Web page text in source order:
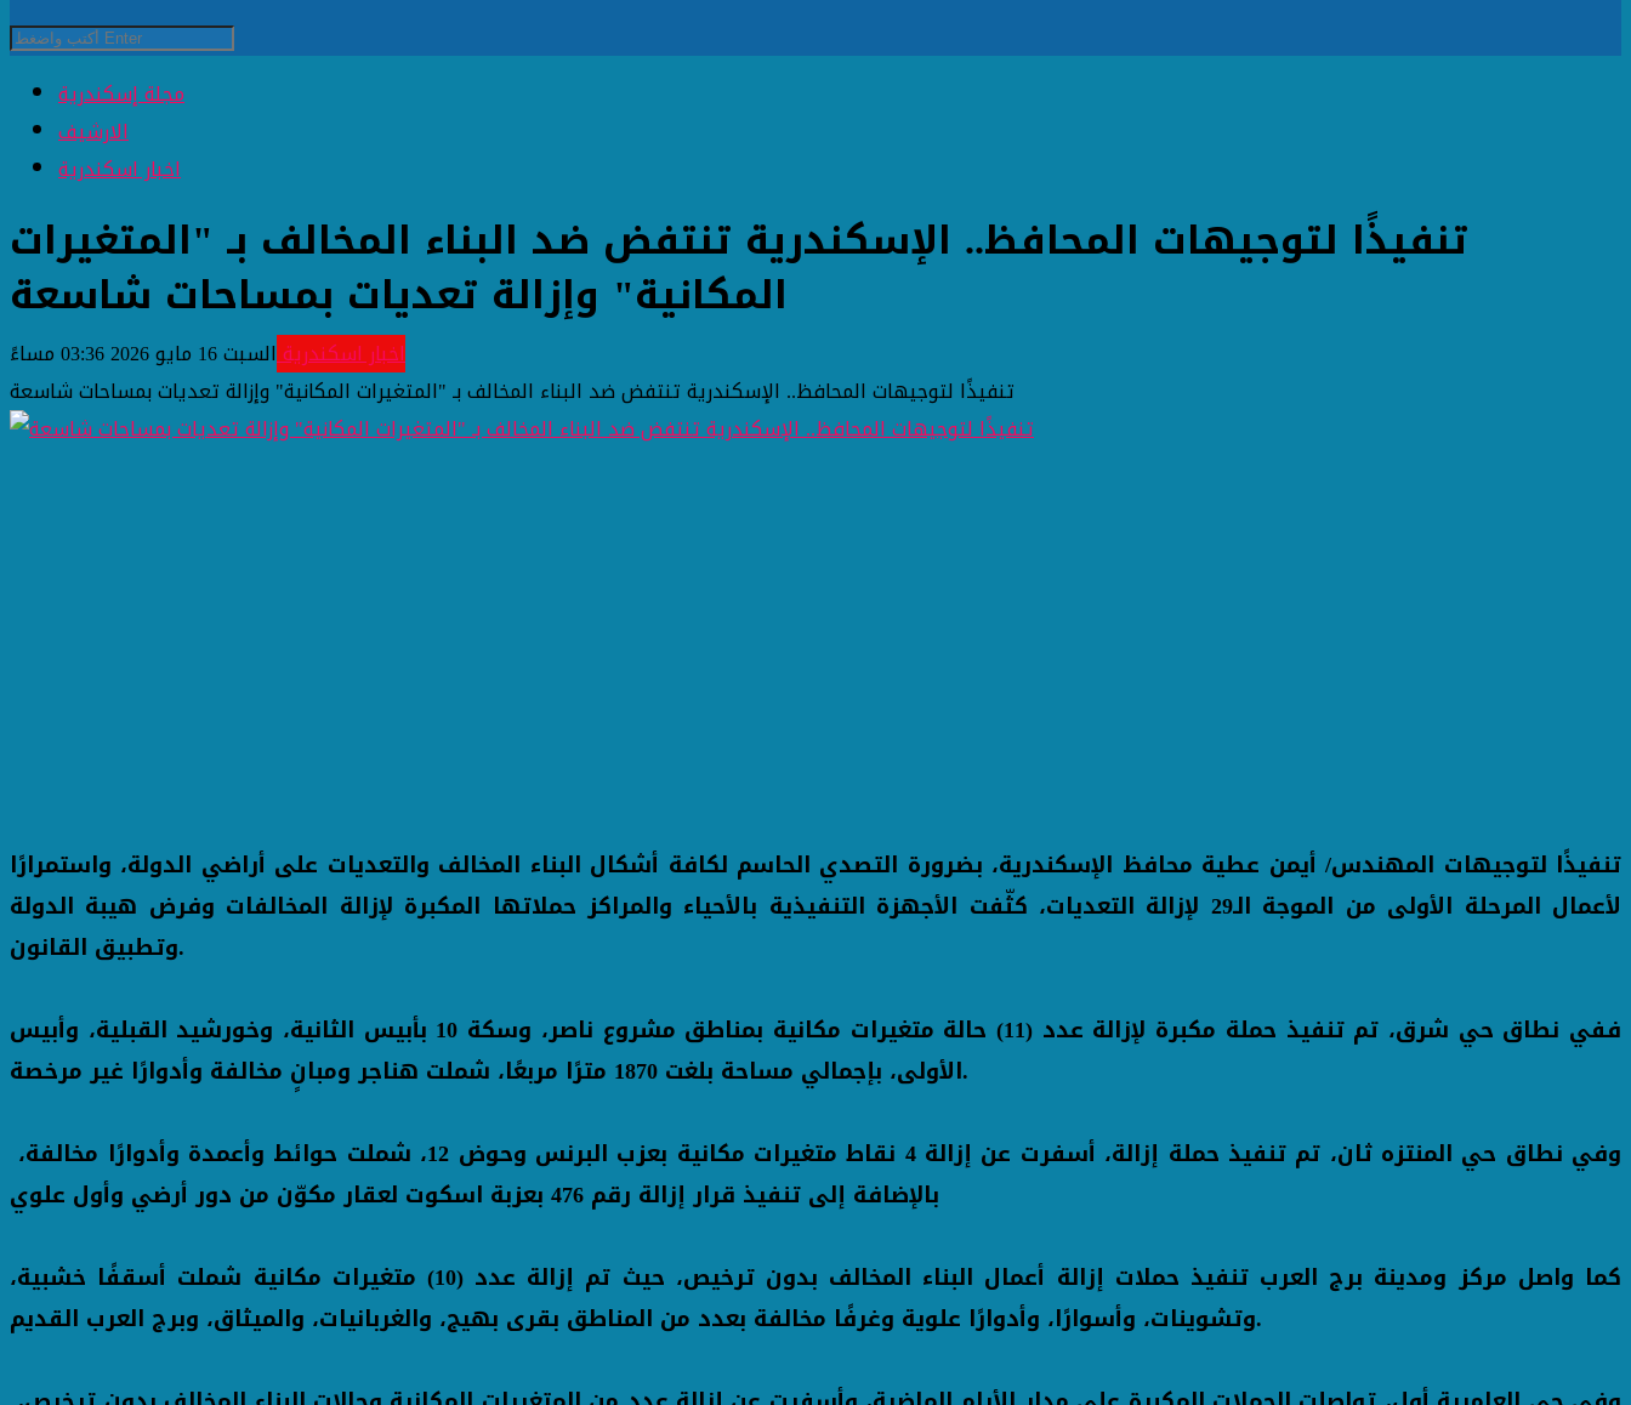
مجلة إسكندرية
الارشيف
اخبار اسكندرية
تنفيذًا لتوجيهات المحافظ.. الإسكندرية تنتفض ضد البناء المخالف بـ "المتغيرات
المكانية" وإزالة تعديات بمساحات شاسعة
اخبار اسكندريةالسبت 16 مايو 2026 03:36 مساءً
تنفيذًا لتوجيهات المحافظ.. الإسكندرية تنتفض ضد البناء المخالف بـ "المتغيرات المكانية" وإزالة تعديات بمساحات شاسعة
تنفيذًا لتوجيهات المهندس/ أيمن عطية محافظ الإسكندرية، بضرورة التصدي الحاسم لكافة أشكال البناء المخالف والتعديات على أراضي الدولة، واستمرارًا
لأعمال المرحلة الأولى من الموجة الـ29 لإزالة التعديات، كثّفت الأجهزة التنفيذية بالأحياء والمراكز حملاتها المكبرة لإزالة المخالفات وفرض هيبة الدولة
وتطبيق القانون.
ففي نطاق حي شرق، تم تنفيذ حملة مكبرة لإزالة عدد (11) حالة متغيرات مكانية بمناطق مشروع ناصر، وسكة 10 بأبيس الثانية، وخورشيد القبلية، وأبيس
الأولى، بإجمالي مساحة بلغت 1870 مترًا مربعًا، شملت هناجر ومبانٍ مخالفة وأدوارًا غير مرخصة.
بالإضافة إلى تنفيذ قرار إزالة رقم 476 بعزبة اسكوت لعقار مكوّن من دور أرضي وأول علوي
كما واصل مركز ومدينة برج العرب تنفيذ حملات إزالة أعمال البناء المخالف بدون ترخيص، حيث تم إزالة عدد (10) متغيرات مكانية شملت أسقفًا خشبية،
وتشوينات، وأسوارًا، وأدوارًا علوية وغرفًا مخالفة بعدد من المناطق بقرى بهيج، والغربانيات، والميثاق، وبرج العرب القديم.